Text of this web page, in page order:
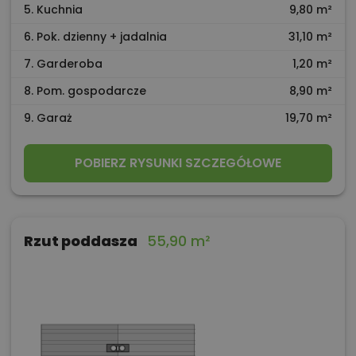
5. Kuchnia
9,80 m²
6. Pok. dzienny + jadalnia
31,10 m²
7. Garderoba
1,20 m²
8. Pom. gospodarcze
8,90 m²
9. Garaż
19,70 m²
POBIERZ RYSUNKI SZCZEGÓŁOWE
Rzut poddasza 55,90 m²